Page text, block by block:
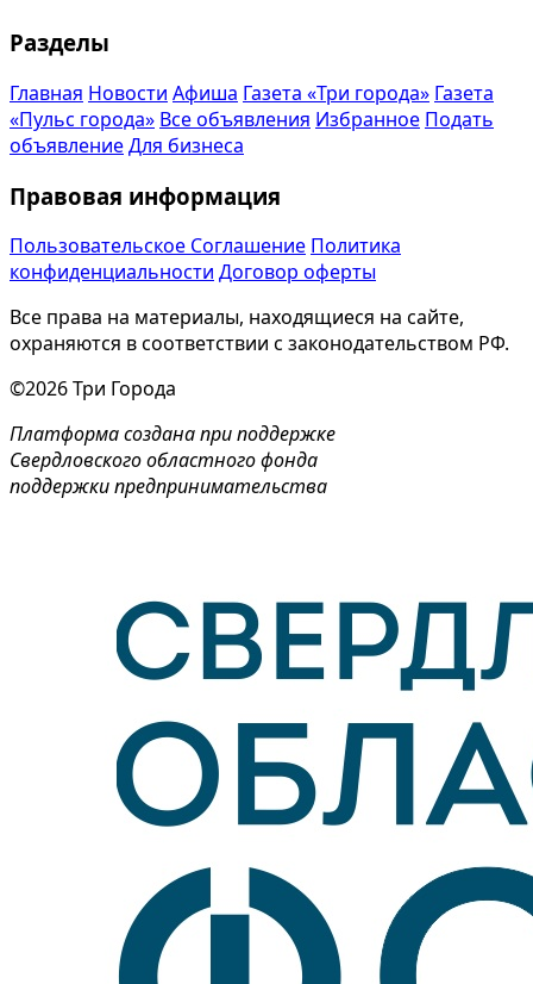
Разделы
Главная Новости Афиша Газета «Три города» Газета
«Пульс города» Все объявления Избранное Подать
объявлениеДля бизнеса
Правовая информация
Пользовательское Соглашение Политика
конфиденциальности Договор оферты
Все права на материалы, находящиеся на сайте,
охраняются в соответствии с законодательством РФ.
©2026 Три Города
Платформа создана при поддержке
Свердловского областного фонда
поддержки предпринимательства